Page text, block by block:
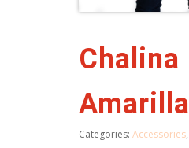
Chalina
Amarilla
Categories: Accessories,